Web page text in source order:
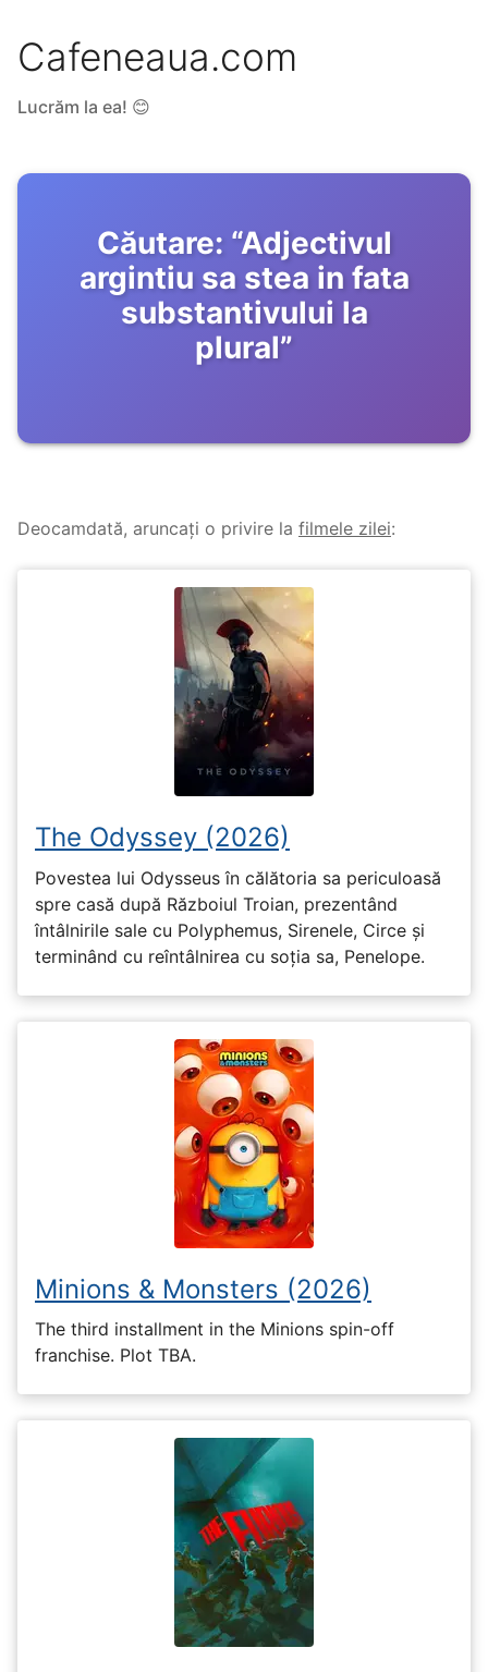
Cafeneaua.com
Lucrăm la ea! 😊
Căutare: “Adjectivul
argintiu sa stea in fata
substantivului la
plural”
Deocamdată, aruncați o privire la filmele zilei:
The Odyssey (2026)
Povestea lui Odysseus în călătoria sa periculoasă
spre casă după Războiul Troian, prezentând
întâlnirile sale cu Polyphemus, Sirenele, Circe și
terminând cu reîntâlnirea cu soția sa, Penelope.
Minions & Monsters (2026)
The third installment in the Minions spin-off
franchise. Plot TBA.